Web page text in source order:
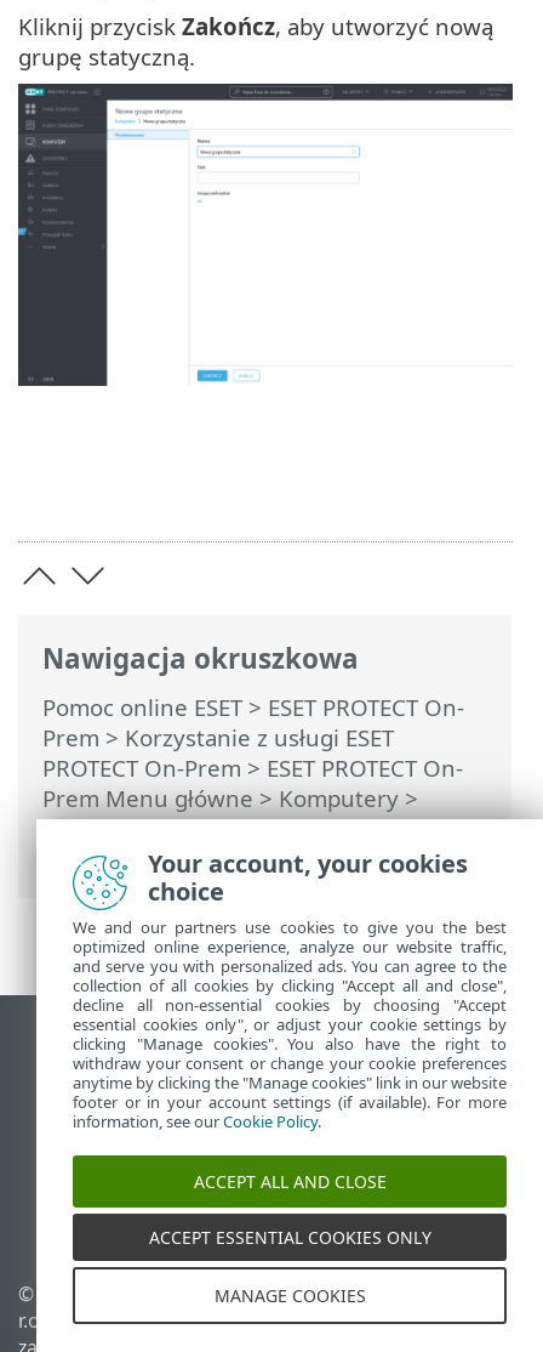
Nawigacja okruszkowa
Pomoc online ESET> ESET PROTECT On-
Prem > Korzystanie z usługi ESET
PROTECT On-Prem > ESET PROTECT On-
Prem Menu główne>Komputery>
Grupy>Grupy statyczne> Utwórz nową
grupę statyczną.
Kliknij przycisk Zakończ, aby utworzyć nową
grupę statyczną.
Wyświetl witrynę internetową dla
komputerów
End of Life
Baza wiedzy ESET
Forum ESET
ESET Status Portal
Pomoc regionalna
© 1992 - 2026 ESET, spol. s
r.o. – Wszelkie prawa
Zarządzaj plikami cookie
Polityka dotycząca plików
Your account, your cookies
choice
We and our partners use cookies to give you the best
optimized online experience, analyze our website traffic,
and serve you with personalized ads. You can agree to the
collection of all cookies by clicking "Accept all and close",
decline all non-essential cookies by choosing "Accept
essential cookies only", or adjust your cookie settings by
clicking "Manage cookies". You also have the right to
withdraw your consent or change your cookie preferences
anytime by clicking the "Manage cookies" link in our website
footer or in your account settings (if available). For more
information, see ourCookie Policy.
ACCEPT ALL AND CLOSE
ACCEPT ESSENTIAL COOKIES ONLY
MANAGE COOKIES